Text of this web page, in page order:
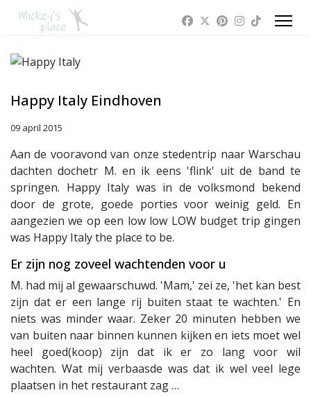
Happy Italy Eindhoven
09 april 2015
Aan de vooravond van onze stedentrip naar Warschau
dachten dochetr M. en ik eens 'flink' uit de band te
springen. Happy Italy was in de volksmond bekend
door de grote, goede porties voor weinig geld. En
aangezien we op een low low LOW budget trip gingen
was Happy Italy the place to be.
Er zijn nog zoveel wachtenden voor u
M. had mij al gewaarschuwd. 'Mam,' zei ze, 'het kan best
zijn dat er een lange rij buiten staat te wachten.' En
niets was minder waar. Zeker 20 minuten hebben we
van buiten naar binnen kunnen kijken en iets moet wel
heel goed(koop) zijn dat ik er zo lang voor wil
wachten. Wat mij verbaasde was dat ik wel veel lege
plaatsen in het restaurant zag …